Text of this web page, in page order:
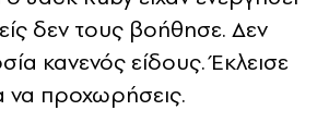
δεν τους βοήθησε. Δεν
κανενός είδους. Έκλεισε
προχωρήσεις.